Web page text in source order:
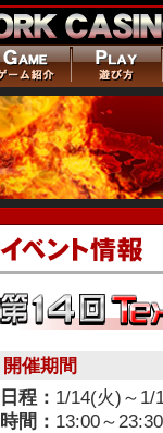
開催期間
日程： 1/14(火)～1/
時間： 13:00～23:30